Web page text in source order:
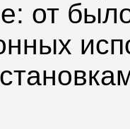
от